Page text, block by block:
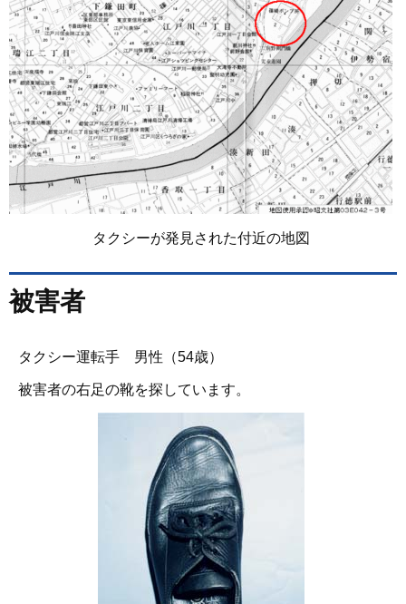
タクシーが発見された付近の地図
被害者
タクシー運転手 男性（54歳）
被害者の右足の靴を探しています。